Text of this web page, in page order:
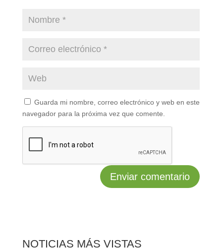
Guarda mi nombre, correo electrónico y web en este
navegador para la próxima vez que comente.
NOTICIAS MÁS VISTAS